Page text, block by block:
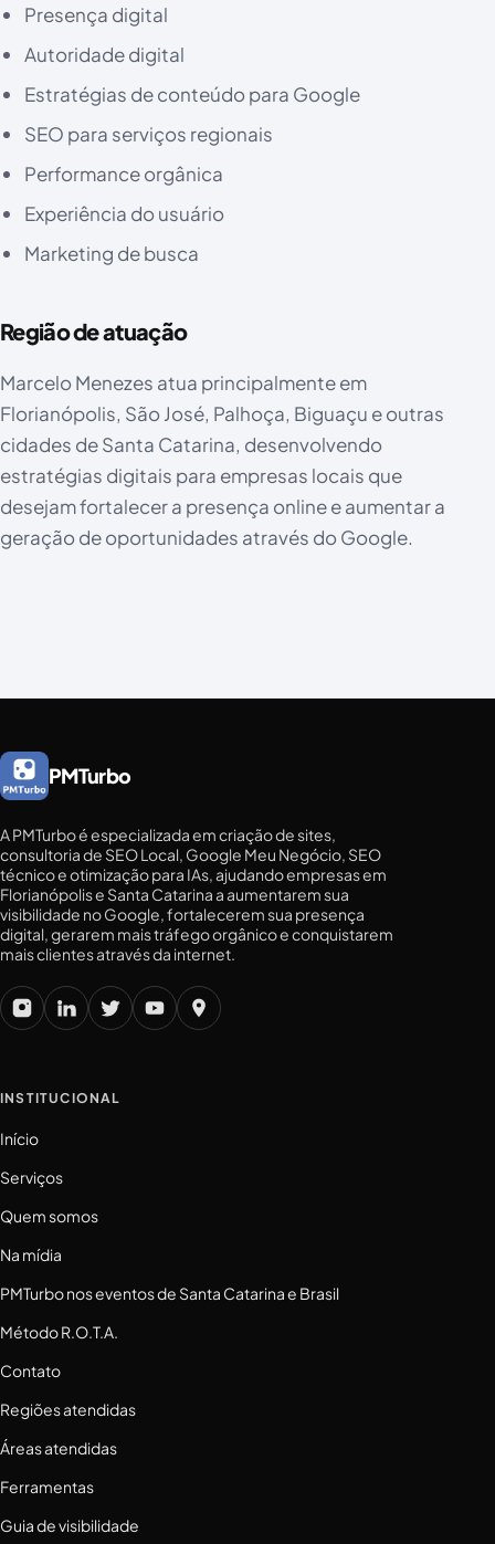
Presença digital
Autoridade digital
Estratégias de conteúdo para Google
SEO para serviços regionais
Performance orgânica
Experiência do usuário
Marketing de busca
Região de atuação
Marcelo Menezes atua principalmente em
Florianópolis, São José, Palhoça, Biguaçu e outras
cidades de Santa Catarina, desenvolvendo
estratégias digitais para empresas locais que
desejam fortalecer a presença online e aumentar a
geração de oportunidades através do Google.
PMTurbo
A PMTurbo é especializada em criação de sites,
consultoria de SEO Local, Google Meu Negócio, SEO
técnico e otimização para IAs, ajudando empresas em
Florianópolis e Santa Catarina a aumentarem sua
visibilidade no Google, fortalecerem sua presença
digital, gerarem mais tráfego orgânico e conquistarem
mais clientes através da internet.
INSTITUCIONAL
Início
Serviços
Quem somos
Na mídia
PMTurbo nos eventos de Santa Catarina e Brasil
Método R.O.T.A.
Contato
Regiões atendidas
Áreas atendidas
Ferramentas
Guia de visibilidade